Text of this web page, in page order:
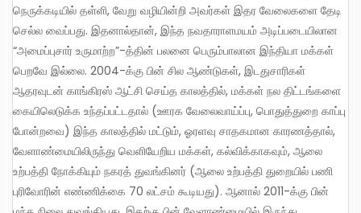
நெருக்கடியில் தள்ளி, வேறு வழியின்றி அவர்கள் இதர வேலைகளை தேடி
செல்ல வைப்பது. இதனால்தான், இந்த நவதாராளமயம் அடிப்படையிலான
“அமைப்புசார் உருமாற்ற”-த்தின் பலனை பெரும்பாலான இந்தியா மக்கள்
பெறவே இல்லை. 2004-க்கு பின் சில ஆண்டுகள், இடதுசாரிகள்
ஆதரவுடன் காங்கிரஸ் ஆட்சி செய்த காலத்தில், மக்கள் நல திட்டங்களை
கையிலெடுக்க உந்தப்பட்டதால் (ஊரக வேலைவாய்ப்பு, பொதுத்துறை காப்பு
போன்றவை) இந்த காலத்தில் மட்டும், ஓரளவு சாதகமான காரணத்தால்,
வேளாண்மையிலிருந்து வெளியேறிய மக்கள், கல்விக்காகவும், ஆலை
உற்பத்தி நோக்கியும் நகரத் துவங்கினர் (ஆலை உற்பத்தி துறையில் பணி
புரிவோரின் எண்ணிக்கை 70 லட்சம் கூடியது). ஆனால் 2011-க்கு பின்